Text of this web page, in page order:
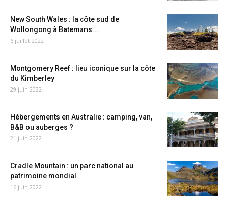
New South Wales : la côte sud de
Wollongong à Batemans...
6 juillet 2022
Montgomery Reef : lieu iconique sur la côte
du Kimberley
29 juin 2022
Hébergements en Australie : camping, van,
B&B ou auberges ?
21 juin 2022
Cradle Mountain : un parc national au
patrimoine mondial
16 juin 2022